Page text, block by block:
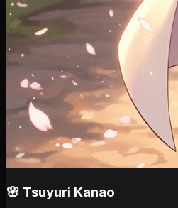
🌸 Tsuyuri Kanao